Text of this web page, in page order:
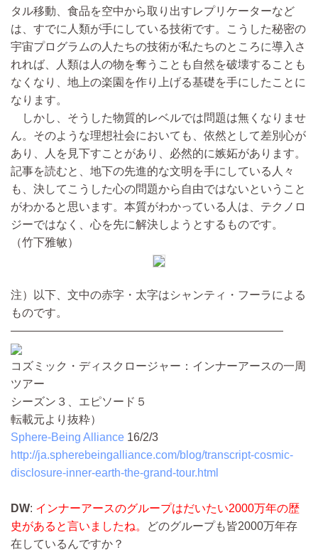
タル移動、食品を空中から取り出すレプリケーターなど
は、すでに人類が手にしている技術です。こうした秘密の
宇宙プログラムの人たちの技術が私たちのところに導入さ
れれば、人類は人の物を奪うことも自然を破壊することも
なくなり、地上の楽園を作り上げる基礎を手にしたことに
なります。
しかし、そうした物質的レベルでは問題は無くなりませ
ん。そのような理想社会においても、依然として差別心が
あり、人を見下すことがあり、必然的に嫉妬があります。
記事を読むと、地下の先進的な文明を手にしている人々
も、決してこうした心の問題から自由ではないということ
がわかると思います。本質がわかっている人は、テクノロ
ジーではなく、心を先に解決しようとするものです。
（竹下雅敏）
注）以下、文中の赤字・太字はシャンティ・フーラによる
ものです。
――――――――――――――――――――――――
コズミック・ディスクロージャー：インナーアースの一周
ツアー
シーズン３、エピソード５
転載元より抜粋）
Sphere-Being Alliance 16/2/3
http://ja.spherebeingalliance.com/blog/transcript-cosmic-
disclosure-inner-earth-the-grand-tour.html
DW: インナーアースのグループはだいたい2000万年の歴
史があると言いましたね。
どのグループも皆2000万年存
在しているんですか？